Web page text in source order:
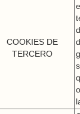
COOKIES DE
TERCERO